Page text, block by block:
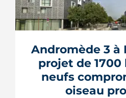
Andromède 3 à
projet de
neufs
oiseau